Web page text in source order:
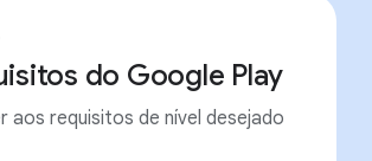
do Google Play
aos requisitos de nível desejado